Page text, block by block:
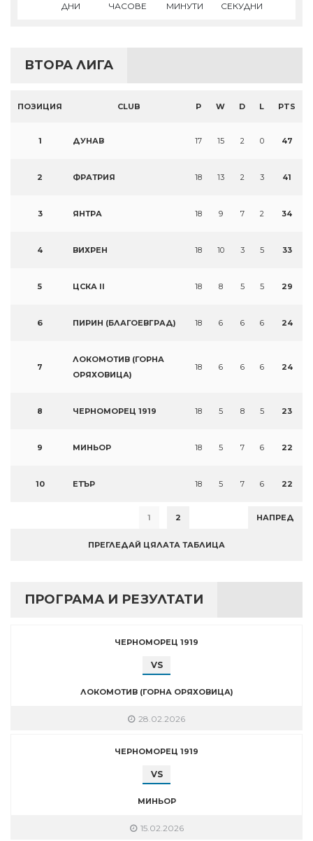
ДНИ ЧАСОВЕ МИНУТИ СЕКУДНИ
ВТОРА ЛИГА
ПОЗИЦИЯ CLUB P W D L PTS
1 ДУНАВ 17 15 2 0 47
2 ФРАТРИЯ 18 13 2 3 41
3 ЯНТРА 18 9 7 2 34
4 ВИХРЕН 18 10 3 5 33
5 ЦСКА II 18 8 5 5 29
6 ПИРИН (БЛАГОЕВГРАД) 18 6 6 6 24
7
ЛОКОМОТИВ (ГОРНА
ОРЯХОВИЦА)
18 6 6 6 24
8 ЧЕРНОМОРЕЦ 1919 18 5 8 5 23
9 МИНЬОР 18 5 7 6 22
10 ЕТЪР 18 5 7 6 22
1 2 НАПРЕД
ПРЕГЛЕДАЙ ЦЯЛАТА ТАБЛИЦА
ПРОГРАМА И РЕЗУЛТАТИ
ЧЕРНОМОРЕЦ 1919
VS
ЛОКОМОТИВ (ГОРНА ОРЯХОВИЦА)
28.02.2026
ЧЕРНОМОРЕЦ 1919
VS
МИНЬОР
15.02.2026